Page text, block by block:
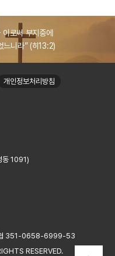
로써 부지중에
느니라” (히13:2)
개인정보처리방침
동 1091)
351-0658-6999-53
RESERVED.